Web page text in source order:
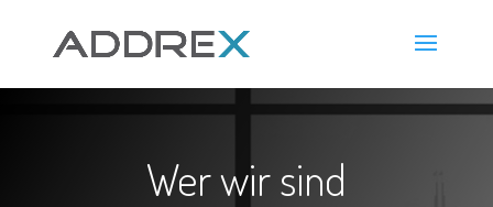
Wer wir sind